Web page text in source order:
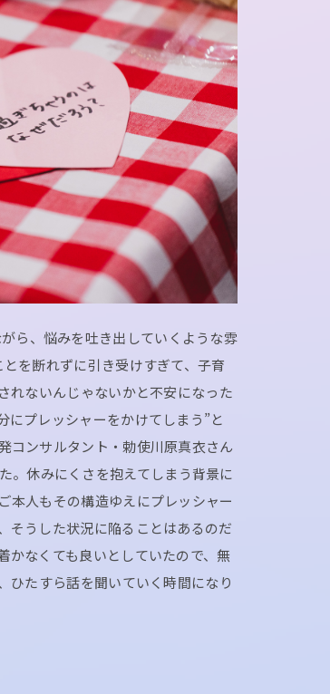
ら、悩みを吐き出していくような雰
を断れずに引き受けすぎて、子育
れないんじゃないかと不安になった
にプレッシャーをかけてしまう”と
コンサルタント・勅使川原真衣さん
。休みにくさを抱えてしまう背景に
本人もその構造ゆえにプレッシャー
そうした状況に陥ることはあるのだ
かなくても良いとしていたので、無
ひたすら話を聞いていく時間になり